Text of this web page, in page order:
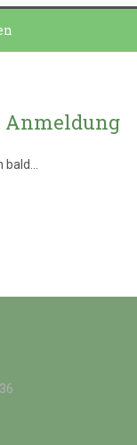
Anmeldung